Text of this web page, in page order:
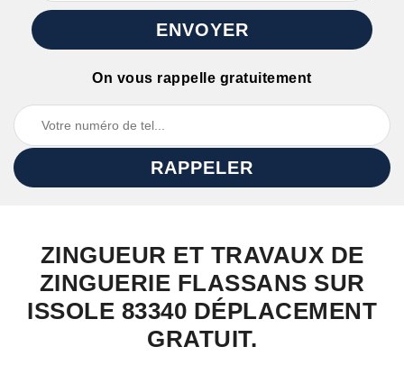
On vous rappelle gratuitement
ZINGUEUR ET TRAVAUX DE
ZINGUERIE FLASSANS SUR
ISSOLE 83340 DÉPLACEMENT
GRATUIT.